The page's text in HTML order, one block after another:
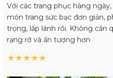
Với các trang phục hàng
món trang sức bạc đơn giản,
trọng, lấp lánh rồi. Không cần
rạng rỡ và ấn tượng hơn
★★★★★